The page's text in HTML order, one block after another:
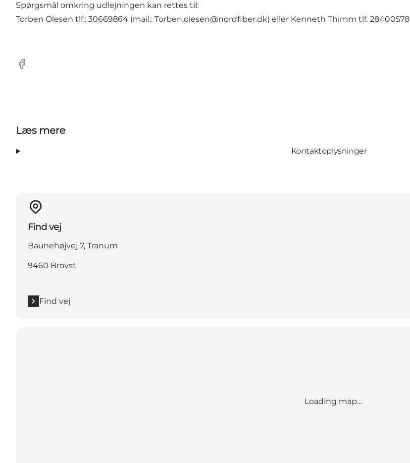
Spørgsmål omkring udlejningen kan rettes til:
Torben Olesen tlf.: 30669864 (mail.: Torben.olesen@nordfiber.dk) eller Kenneth Thimm tlf. 28400578
Facebook
Læs mere
Kontaktoplysninger
Find vej
Baunehøjvej 7, Tranum
9460 Brovst
Find vej
Loading map...